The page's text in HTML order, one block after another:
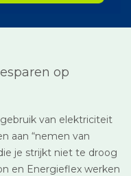
op
van elektriciteit
aan “nemen van
je strijkt niet te droog
en Energieflex werken